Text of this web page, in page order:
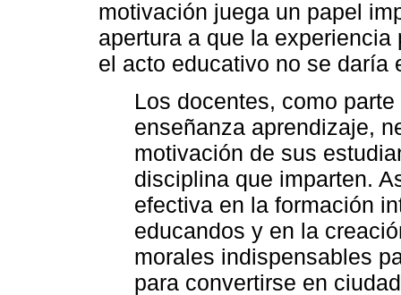
motivación juega un papel
apertura a que la
el acto educativo no se daría
Los docentes, como
enseñanza aprendizaje,
motivación de sus
disciplina que imparten.
efectiva en la formación
educandos y en la
morales indispensables
para convertirse en